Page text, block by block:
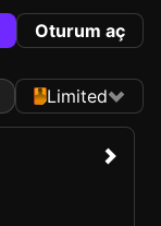
Oturum aç
Limited